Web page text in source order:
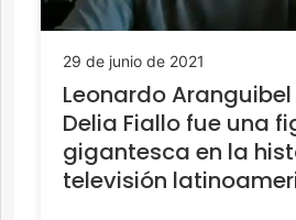
29 de junio de 2021
Leonardo Aranguibel
Delia Fiallo fue una
gigantesca en la
televisión